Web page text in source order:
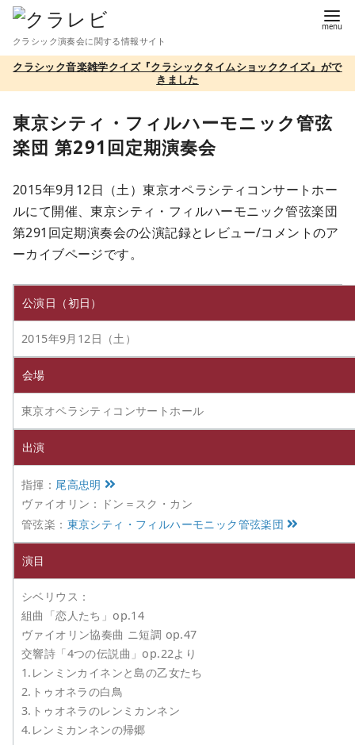
テ
ツ
クラシック演奏会に関する情報サイト
クラシック音楽雑学クイズ『クラシックタイムショッククイズ』がで
きました
東京シティ・フィルハーモニック管弦
楽団 第291回定期演奏会
2015年9月12日（土）東京オペラシティコンサートホー
ルにて開催、東京シティ・フィルハーモニック管弦楽団
第291回定期演奏会の公演記録とレビュー/コメントのア
ーカイブページです。
公演日（初日）
2015年9月12日（土）
会場
東京オペラシティコンサートホール
出演
指揮： 尾高忠明
ヴァイオリン：ドン＝スク・カン
管弦楽： 東京シティ・フィルハーモニック管弦楽団
演目
シベリウス：
組曲「恋人たち」op.14
ヴァイオリン協奏曲 ニ短調 op.47
交響詩「4つの伝説曲」op.22より
1.レンミンカイネンと島の乙女たち
2.トゥオネラの白鳥
3.トゥオネラのレンミカンネン
4.レンミカンネンの帰郷